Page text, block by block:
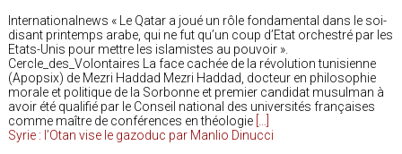
Internationalnews « Le Qatar a joué un rôle fondamental dans le soi-
disant printemps arabe, qui ne fut qu’un coup d’Etat orchestré par les
Etats-Unis pour mettre les islamistes au pouvoir ».
Cercle_des_Volontaires La face cachée de la révolution tunisienne
(Apopsix) de Mezri Haddad Mezri Haddad, docteur en philosophie
morale et politique de la Sorbonne et premier candidat musulman à
avoir été qualifié par le Conseil national des universités françaises
comme maître de conférences en théologie
Syrie : l’Otan vise le gazoduc par Manlio Dinucci